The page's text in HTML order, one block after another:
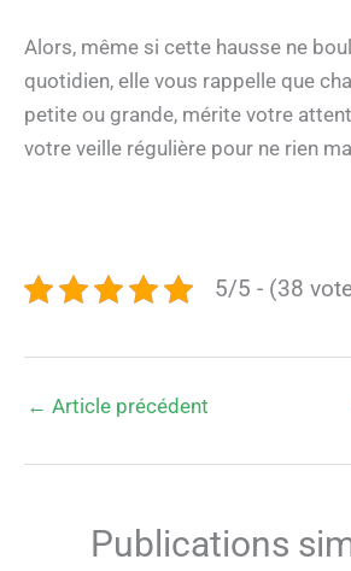
Alors, même si cette hausse ne
quotidien, elle vous rappelle que
petite ou grande, mérite votre
votre veille régulière pour ne rien
5/5 - (38
← Article précédent
Publications